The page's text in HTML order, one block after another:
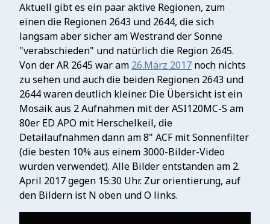
Aktuell gibt es ein paar aktive Regionen, zum
einen die Regionen 2643 und 2644, die sich
langsam aber sicher am Westrand der Sonne
"verabschieden" und natürlich die Region 2645.
Von der AR 2645 war am 26.März 2017 noch nichts
zu sehen und auch die beiden Regionen 2643 und
2644 waren deutlich kleiner. Die Übersicht ist ein
Mosaik aus 2 Aufnahmen mit der ASI120MC-S am
80er ED APO mit Herschelkeil, die
Detailaufnahmen dann am 8" ACF mit Sonnenfilter
(die besten 10% aus einem 3000-Bilder-Video
wurden verwendet). Alle Bilder entstanden am 2.
April 2017 gegen 15:30 Uhr. Zur orientierung, auf
den Bildern ist N oben und O links.